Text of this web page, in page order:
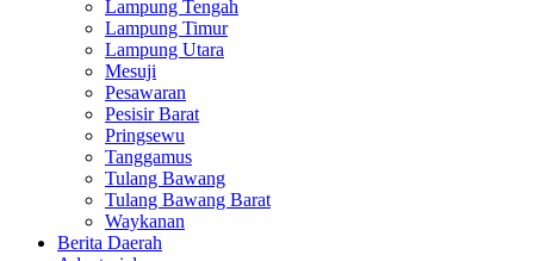
Lampung Tengah
Lampung Timur
Lampung Utara
Mesuji
Pesawaran
Pesisir Barat
Pringsewu
Tanggamus
Tulang Bawang
Tulang Bawang Barat
Waykanan
Berita Daerah